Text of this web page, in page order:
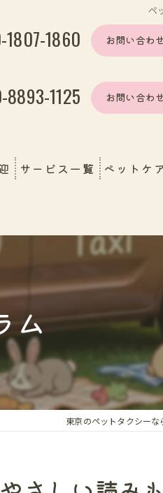
ペ
1860 お問い合わ
8893-1125 お問い合わ
サービス一覧
ペット輸送
幼稚園＆保育園送迎
ペット同伴カフェ送迎
ドッグラン送迎
ホテル・旅館送迎
動物病院同行サポート
新しい家族のお迎え
ペットケ
ペットホ
おうちで
ム
東京のペットタクシー